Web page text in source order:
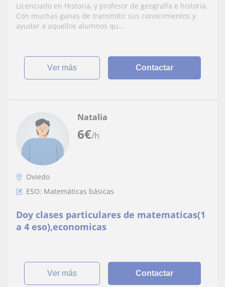
Licenciado en Historia, y profesor de geografía e historia.
Con muchas ganas de transmitir sus conocimientos y
ayudar a aquellos alumnos qu...
ver más Contactar
6€/h
Natalia
Oviedo
ESO: Matemáticas básicas
Doy clases particulares de matematicas(1
a 4 eso),economicas
ver más Contactar